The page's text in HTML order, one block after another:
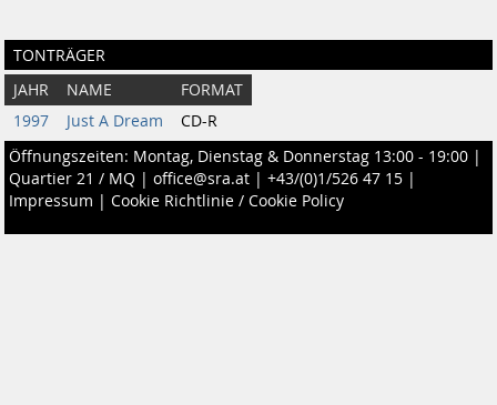
TONTRÄGER
JAHR NAME
FORMAT
1997
Just A Dream
CD-R
Öffnungszeiten: Montag, Dienstag & Donnerstag 13:00 - 19:00 |
Quartier 21 / MQ | office@sra.at | +43/(0)1/526 47 15 |
Impressum | Cookie Richtlinie / Cookie Policy